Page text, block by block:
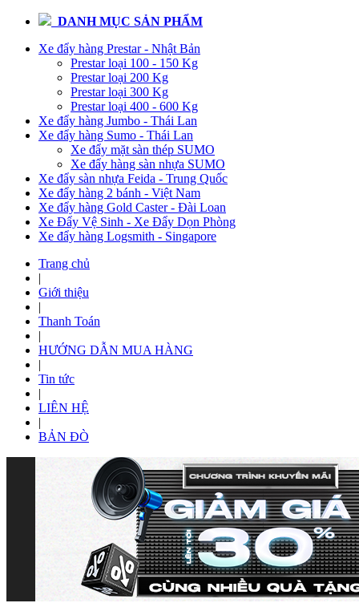
DANH MỤC SẢN PHẨM
Xe đẩy hàng Prestar - Nhật Bản
Prestar loại 100 - 150 Kg
Prestar loại 200 Kg
Prestar loại 300 Kg
Prestar loại 400 - 600 Kg
Xe đẩy hàng Jumbo - Thái Lan
Xe đẩy hàng Sumo - Thái Lan
Xe đẩy mặt sàn thép SUMO
Xe đẩy hàng sàn nhựa SUMO
Xe đẩy sàn nhựa Feida - Trung Quốc
Xe đẩy hàng 2 bánh - Việt Nam
Xe đẩy hàng Gold Caster - Đài Loan
Xe Đẩy Vệ Sinh - Xe Đẩy Dọn Phòng
Xe đẩy hàng Logsmith - Singapore
Trang chủ
|
Giới thiệu
|
Thanh Toán
|
HƯỚNG DẪN MUA HÀNG
|
Tin tức
|
LIÊN HỆ
|
BẢN ĐÒ